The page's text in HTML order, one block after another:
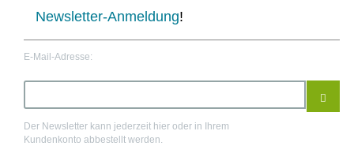
Newsletter-Anmeldung!
E-Mail-Adresse:
Der Newsletter kann jederzeit hier oder in Ihrem
Kundenkonto abbestellt werden.